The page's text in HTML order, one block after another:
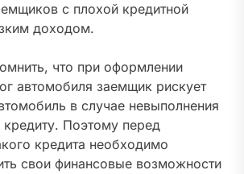
с плохой кредитной
доходом.
что при оформлении
автомобиля заемщик рискует
в случае невыполнения
кредиту. Поэтому перед
кредита необходимо
свои финансовые возможности